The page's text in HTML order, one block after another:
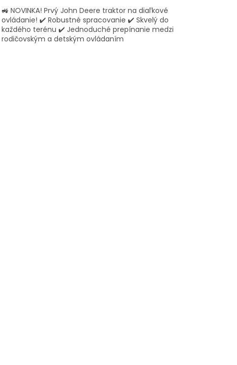
🚜 NOVINKA! Prvý John Deere traktor na diaľkové
ovládanie! ✔️ Robustné spracovanie ✔️ Skvelý do
každého terénu ✔️ Jednoduché prepínanie medzi
rodičovským a detským ovládaním